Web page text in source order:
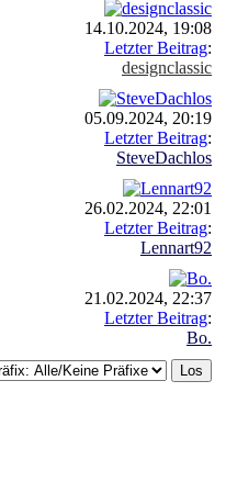
14.10.2024, 19:08
Letzter Beitrag:
designclassic
05.09.2024, 20:19
Letzter Beitrag:
SteveDachlos
26.02.2024, 22:01
Letzter Beitrag:
Lennart92
21.02.2024, 22:37
Letzter Beitrag:
Bo.